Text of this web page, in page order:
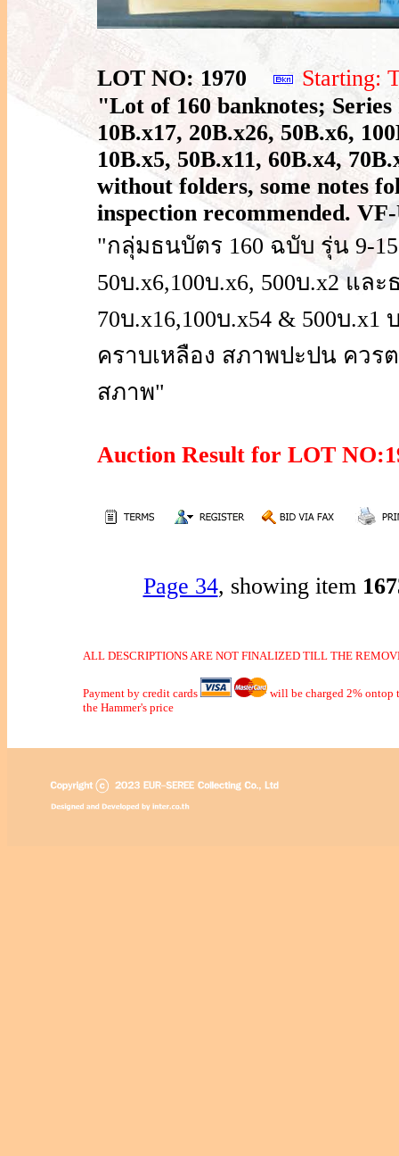
LOT NO: 1970
Starting:
"Lot of 160 banknotes;
10B.x17, 20B.x26, 50B.x6,
10B.x5, 50B.x11, 60B.x4,
without folders, some notes
inspection recommended.
"กลุ่มธนบัตร 160 ฉบับ รุ่น 9-15
50บ.x6,100บ.x6, 500บ.x2 แล
70บ.x16,100บ.x54 & 500บ
คราบเหลือง สภาพปะปน ควร
สภาพ"
Auction Result for LOT
Page 34, showing item
ALL DESCRIPTIONS ARE NOT FINALIZED TILL THE
Payment by credit cards
will be charged 2% ontop
the Hammer's price